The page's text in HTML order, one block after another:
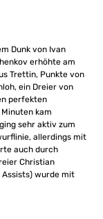
Dunk von Ivan
erhöhte am
Trettin, Punkte von
ein Dreier von
perfekten
kam
sehr aktiv zum
allerdings mit
auch durch
Christian
Assists) wurde mit